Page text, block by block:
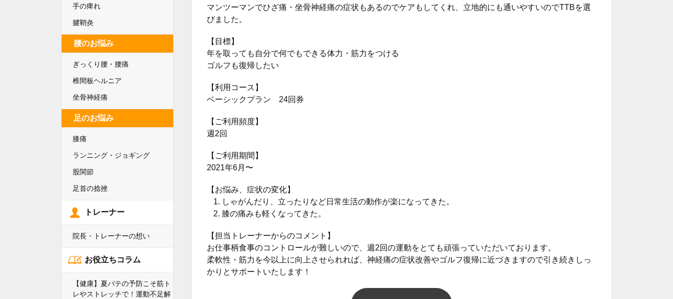
マンツーマンでひざ痛・坐骨神経痛の症状もあるのでケアもしてくれ、立地的にも通いやすいのでTTBを選
びました。
【目標】
年を取っても自分で何でもできる体力・筋力をつける
ゴルフも復帰したい
【利用コース】
ベーシックプラン 24回券
【ご利用頻度】
週2回
【ご利用期間】
2021年6月〜
【お悩み、症状の変化】
しゃがんだり、立ったりなど日常生活の動作が楽になってきた。
膝の痛みも軽くなってきた。
【担当トレーナーからのコメント】
お仕事柄食事のコントロールが難しいので、週2回の運動をとても頑張っていただいております。
柔軟性・筋力を今以上に向上させられれば、神経痛の症状改善やゴルフ復帰に近づきますので引き続きしっ
かりとサポートいたします！
手の痺れ
腱鞘炎
腰のお悩み
ぎっくり腰・腰痛
椎間板ヘルニア
坐骨神経痛
足のお悩み
膝痛
ランニング・ジョギング
股関節
足首の捻挫
トレーナー
院長・トレーナーの想い
お役立ちコラム
【健康】夏バテの予防こそ筋ト
レやストレッチで！運動不足解